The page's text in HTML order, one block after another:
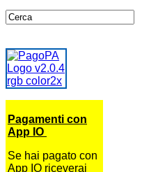
Pagamenti con
App IO
Se hai pagato con
App IO riceverai